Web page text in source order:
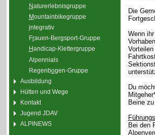
Naturerlebnisgruppe
Mountainbikegruppe
integrativ
Frauen-Bergsport-Gruppe
Handicap-Klettergruppe
Alpennials
Regenbogen-Gruppe
Ausbildung
Hütten und Wege
Kontakt
Jugend JDAV
ALPINEWS
Die
Wenn
Du
Beine
Bei den